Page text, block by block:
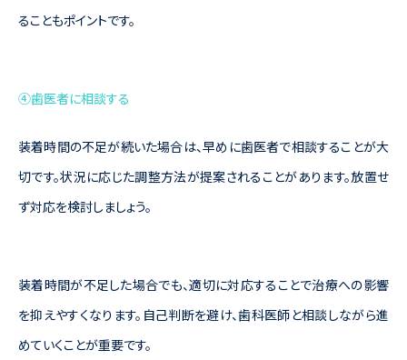
ることもポイントです。
④歯医者に相談する
装着時間の不足が続いた場合は、早めに歯医者で相談することが大
切です。状況に応じた調整方法が提案されることがあります。放置せ
ず対応を検討しましょう。
装着時間が不足した場合でも、適切に対応することで治療への影響
を抑えやすくなります。自己判断を避け、歯科医師と相談しながら進
めていくことが重要です。